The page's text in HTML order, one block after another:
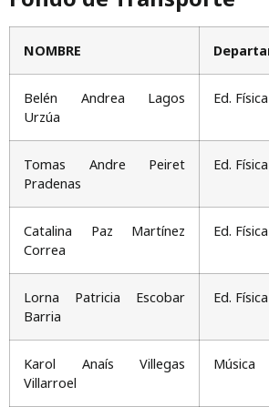
NOMBRE
Belén Andrea Lagos
Urzúa
Ed. Física
Tomas Andre Peiret
Pradenas
Ed. Física
Catalina Paz Martínez
Correa
Ed. Física
Lorna Patricia Escobar
Barria
Ed. Física
Karol Anaís Villegas
Villarroel
Música